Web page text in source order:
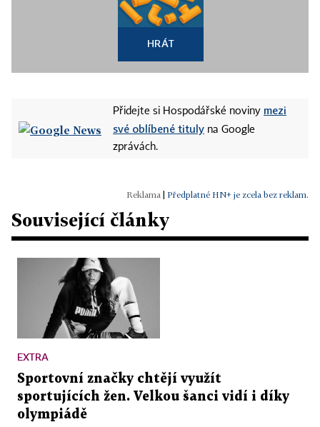
HRÁT
Přidejte si Hospodářské noviny mezi
své oblíbené tituly na Google
zprávách.
Předplatné HN+ je zcela bez reklam.
Související články
EXTRA
Sportovní značky chtějí využít
sportujících žen. Velkou šanci vidí i díky
olympiádě